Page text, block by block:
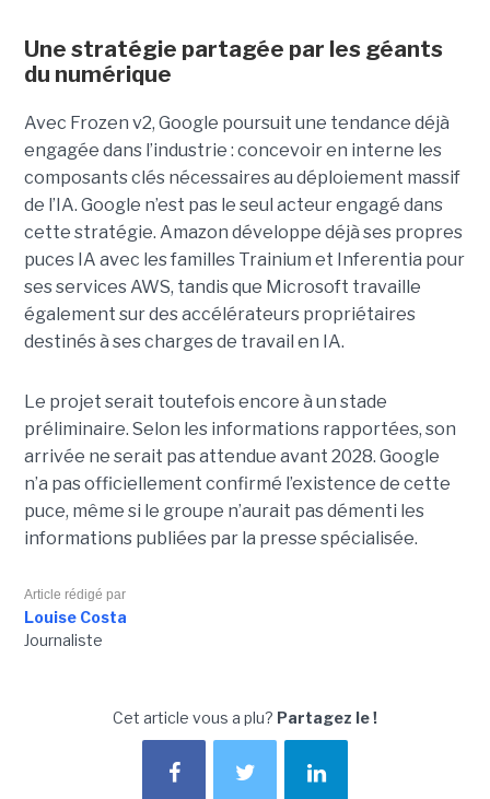
Une stratégie partagée par les géants
du numérique
Avec Frozen v2, Google poursuit une tendance déjà
engagée dans l’industrie : concevoir en interne les
composants clés nécessaires au déploiement massif
de l’IA. Google n’est pas le seul acteur engagé dans
cette stratégie. Amazon développe déjà ses propres
puces IA avec les familles Trainium et Inferentia pour
ses services AWS, tandis que Microsoft travaille
également sur des accélérateurs propriétaires
destinés à ses charges de travail en IA.
Le projet serait toutefois encore à un stade
préliminaire. Selon les informations rapportées, son
arrivée ne serait pas attendue avant 2028. Google
n’a pas officiellement confirmé l’existence de cette
puce, même si le groupe n’aurait pas démenti les
informations publiées par la presse spécialisée.
Article rédigé par
Louise Costa
Journaliste
Cet article vous a plu? Partagez le !